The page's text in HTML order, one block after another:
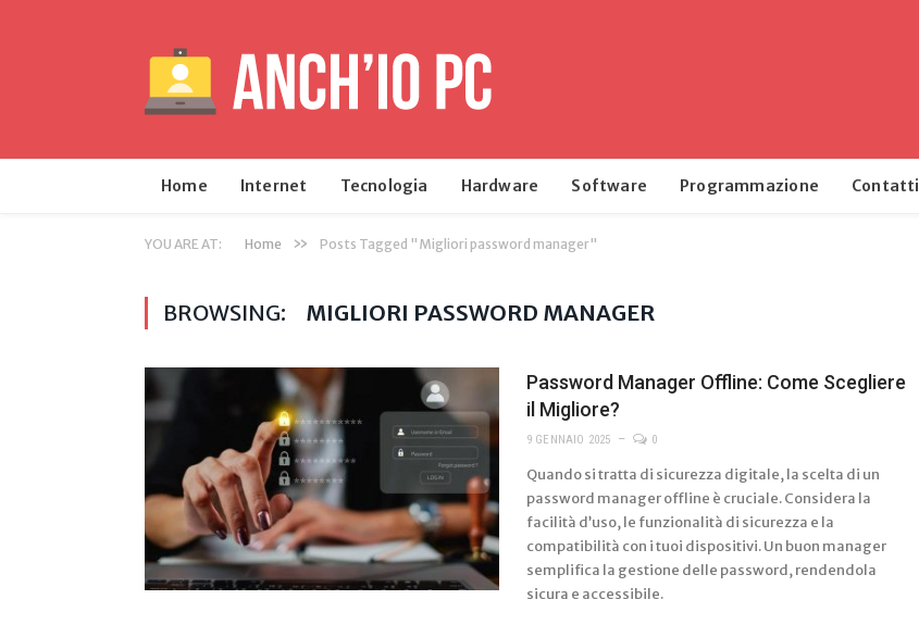
Home Internet Tecnologia Hardware Software Programmazione Contatti
YOU ARE AT: Home » Posts Tagged "Migliori password manager"
BROWSING: MIGLIORI PASSWORD MANAGER
Password Manager Offline: Come Scegliere
il Migliore?
9 GENNAIO 2025 0
Quando si tratta di sicurezza digitale, la scelta di un
password manager offline è cruciale. Considera la
facilità d’uso, le funzionalità di sicurezza e la
compatibilità con i tuoi dispositivi. Un buon manager
semplifica la gestione delle password, rendendola
sicura e accessibile.